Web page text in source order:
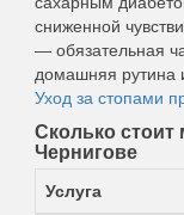
сниженной
— обязательная
домашняя рутина
Уход за стопами
Сколько
Чернигове
Услуга